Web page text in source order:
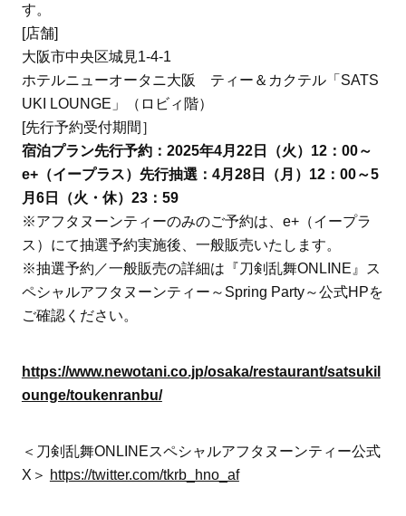
す。
[店舗]
大阪市中央区城見1-4-1
ホテルニューオータニ大阪 ティー＆カクテル「SATS
UKI LOUNGE」（ロビィ階）
[先行予約受付期間］
宿泊プラン先行予約：2025年4月22日（火）12：00～
e+（イープラス）先行抽選：4月28日（月）12：00～5
月6日（火・休）23：59
※アフタヌーンティーのみのご予約は、e+（イープラ
ス）にて抽選予約実施後、一般販売いたします。
※抽選予約／一般販売の詳細は『刀剣乱舞ONLINE』ス
ペシャルアフタヌーンティー～Spring Party～公式HPを
ご確認ください。
https://www.newotani.co.jp/osaka/restaurant/satsukil
ounge/toukenranbu/
＜刀剣乱舞ONLINEスペシャルアフタヌーンティー公式
X＞ https://twitter.com/tkrb_hno_af